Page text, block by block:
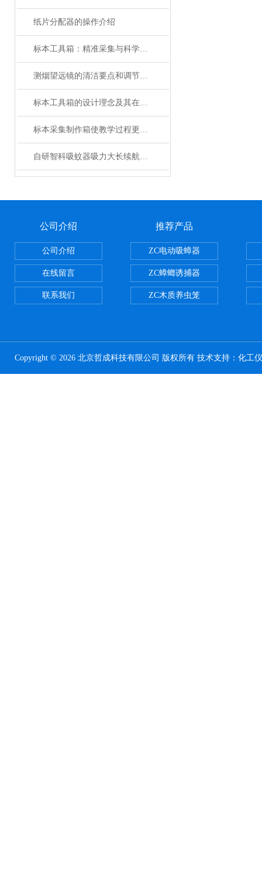
纸片分配器的操作介绍
标本工具箱：精准采集与科学研究的专业保障
测烟望远镜的清洁要点和调节技巧
标本工具箱的设计理念及其在现代农业实践中的作用
标本采集制作箱使教学过程更为生动
自研智科吸蚊器吸力大长续航绿光照明诱蚊
公司介绍
公司介绍
在线留言
联系我们
推荐产品
ZC电动吸蟑器
ZC蟑螂诱捕器
ZC木质养虫笼
Copyright © 2026 北京哲成科技有限公司 版权所有 技术支持： 化工